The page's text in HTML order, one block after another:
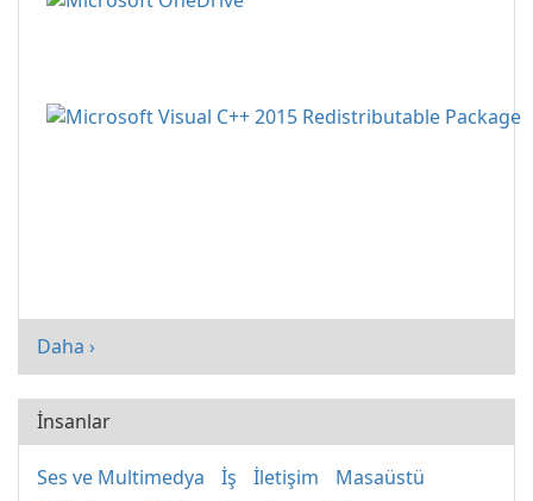
Daha ›
İnsanlar
Ses ve Multimedya İş İletişim
Masaüstü